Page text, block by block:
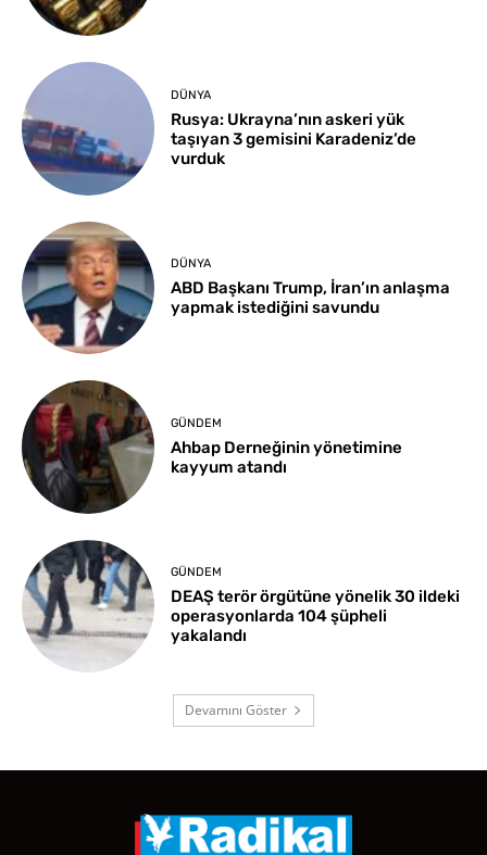
DÜNYA
Rusya: Ukrayna’nın askeri yük
taşıyan 3 gemisini Karadeniz’de
vurduk
DÜNYA
ABD Başkanı Trump, İran’ın anlaşma
yapmak istediğini savundu
GÜNDEM
Ahbap Derneğinin yönetimine
kayyum atandı
GÜNDEM
DEAŞ terör örgütüne yönelik 30 ildeki
operasyonlarda 104 şüpheli
yakalandı
Devamını Göster